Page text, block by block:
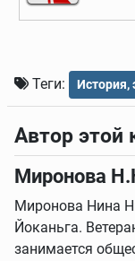
Теги: История,
Автор этой
Миронова
Миронова Нина
Йоканьга.
занимается